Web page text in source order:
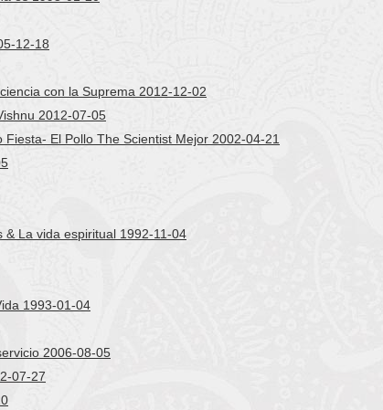
12-18
con la Suprema 2012-12-02
2012-07-05
El Pollo The Scientist Mejor 2002-04-21
La vida espiritual 1992-11-04
1993-01-04
2006-08-05
07-27